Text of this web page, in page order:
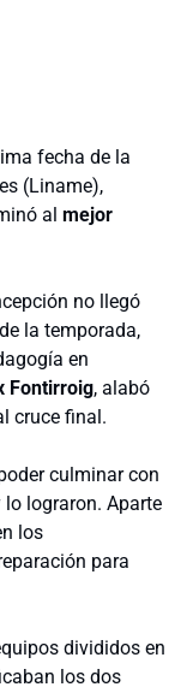
fecha de la
(Liname),
al mejor
no llegó
la temporada,
en
Fontirroig, alabó
cruce final.
culminar con
lograron. Aparte
los
para
divididos en
los dos